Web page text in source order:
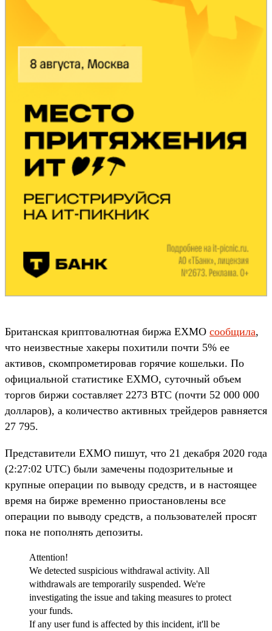
Британская криптовалютная биржа EXMO сообщила,
что неизвестные хакеры похитили почти 5% ее
активов, скомпрометировав горячие кошельки. По
официальной статистике EXMO, суточный объем
торгов биржи составляет 2273 BTC (почти 52 000 000
долларов), а количество активных трейдеров равняется
27 795.
Представители EXMO пишут, что 21 декабря 2020 года
(2:27:02 UTC) были замечены подозрительные и
крупные операции по выводу средств, и в настоящее
время на бирже временно приостановлены все
операции по выводу средств, а пользователей просят
пока не пополнять депозиты.
Attention!
We detected suspicious withdrawal activity. All
withdrawals are temporarily suspended. We're
investigating the issue and taking measures to protect
your funds.
If any user fund is affected by this incident, it'll be